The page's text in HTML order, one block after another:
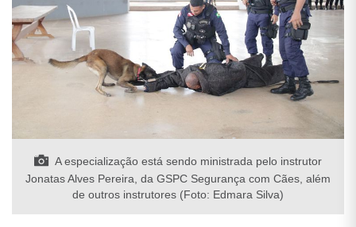
A especialização está sendo ministrada pelo instrutor
Jonatas Alves Pereira, da GSPC Segurança com Cães, além
de outros instrutores (Foto: Edmara Silva)